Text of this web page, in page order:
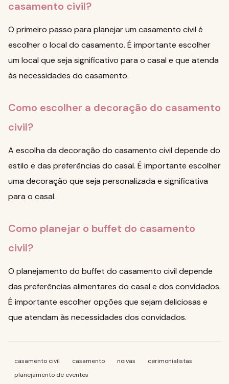
casamento civil?
O primeiro passo para planejar um casamento civil é
escolher o local do casamento. É importante escolher
um local que seja significativo para o casal e que atenda
às necessidades do casamento.
Como escolher a decoração do casamento
civil?
A escolha da decoração do casamento civil depende do
estilo e das preferências do casal. É importante escolher
uma decoração que seja personalizada e significativa
para o casal.
Como planejar o buffet do casamento
civil?
O planejamento do buffet do casamento civil depende
das preferências alimentares do casal e dos convidados.
É importante escolher opções que sejam deliciosas e
que atendam às necessidades dos convidados.
casamento civil casamento noivas
cerimonialistas
planejamento de eventos